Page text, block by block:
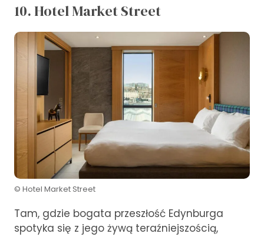
10. Hotel Market Street
© Hotel Market Street
Tam, gdzie bogata przeszłość Edynburga
spotyka się z jego żywą teraźniejszością,